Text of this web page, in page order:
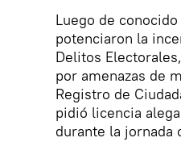
Luego de
potenciaron la
Delitos
por amenazas de
Registro de
pidió licencia
durante la jornada